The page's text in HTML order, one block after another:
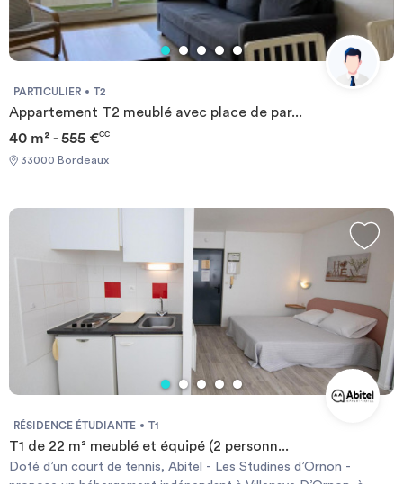
PARTICULIER T2
Appartement T2 meublé avec place de par...
40 m² - 555 €CC
33000 Bordeaux
RÉSIDENCE ÉTUDIANTE T1
T1 de 22 m² meublé et équipé (2 personn...
Doté d’un court de tennis, Abitel - Les Studines d’Ornon -